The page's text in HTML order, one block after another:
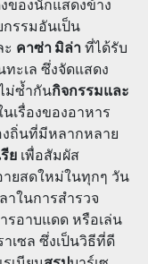
ของนักแสดงข้าง
รรมอันเป็น
คาซ่า มิล่าที่ได้รับ
ะเล ซึ่งจัดแสดง
ม่ซ้ำกันกิจกรรมและ
เรื่องของอาหาร
ถิ่นที่มีหลากหลาย
ย เพื่อสัมผัส
ยสดใหม่ในทุกๆ วัน
าในการสำรวจ
รอาบแดด หรือเล่น
เซล ซึ่งเป็นวิธีที่ดี